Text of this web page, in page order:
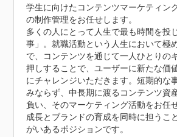
学生に向けたコンテンツマーケティン
の制作管理をお任せします。
多くの人にとって人生で最も時間を投
事」。就職活動という人生において極
で、コンテンツを通じて一人ひとりの
押しすることで、ユーザーに新たな価
にチャレンジいただきます。短期的な
みならず、中長期に渡るコンテンツ資
負い、そのマーケティング活動をお任
成長とブランドの育成を同時に担うこ
がいあるポジションです。